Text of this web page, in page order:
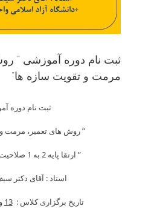
ثبت نام دوره آموزشی ”
مرمت و تقویت سازه ها”
ثبت نام دوره
” روش های تعمیر، مرمت
” ارتقا پایه 2 به 1 صلاحیت نظارت عمران “
استاد : آقای دکتر
تاریخ برگزاری کلاس :13